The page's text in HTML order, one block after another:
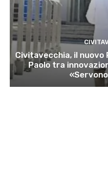
Civitavecchia, il nuovo
Paolo tra